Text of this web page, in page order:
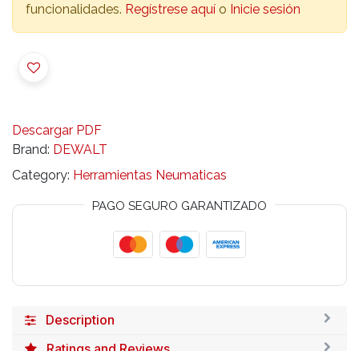
funcionalidades. Regístrese aquí o Inicie sesión
Descargar PDF
Brand: DEWALT
Category: Herramientas Neumaticas
PAGO SEGURO GARANTIZADO
Description